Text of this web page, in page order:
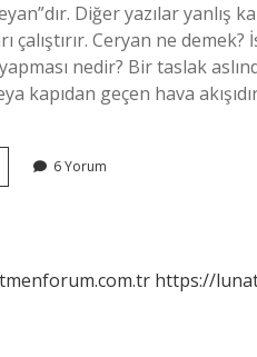
Diğer yazılar
çalıştırır. Ceryan ne
yapması nedir? Bir taslak
kapıdan geçen hava
6 Yorum
https://